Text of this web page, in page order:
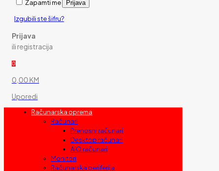
Zapamti me Prijava
Izgubili ste šifru?
Prijava
ili registracija
0
0,00 KM
Uporedi
Računarska oprema
Računari
Prenosni računari
Desktop računari
AIO računari
Monitori
Računarska periferija